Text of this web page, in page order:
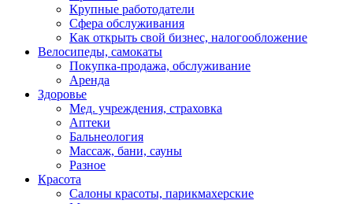
Крупные работодатели
Сфера обслуживания
Как открыть свой бизнес, налогообложение
Велосипеды, самокаты
Покупка-продажа, обслуживание
Аренда
Здоровье
Мед. учреждения, страховка
Аптеки
Бальнеология
Массаж, бани, сауны
Разное
Красота
Салоны красоты, парикмахерские